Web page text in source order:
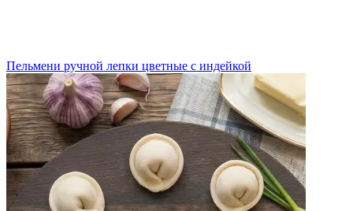
Пельмени ручной лепки цветные с индейкой